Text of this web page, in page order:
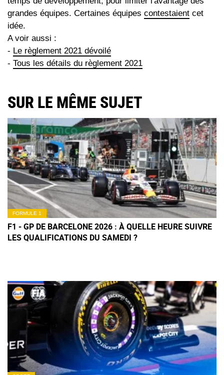
grandes équipes. Certaines équipes contestaient cet
idée.
A voir aussi :
- Le règlement 2021 dévoilé
- Tous les détails du règlement 2021
SUR LE MÊME SUJET
FORMULE 1
F1 - GP DE BARCELONE 2026 : À QUELLE HEURE SUIVRE
LES QUALIFICATIONS DU SAMEDI ?